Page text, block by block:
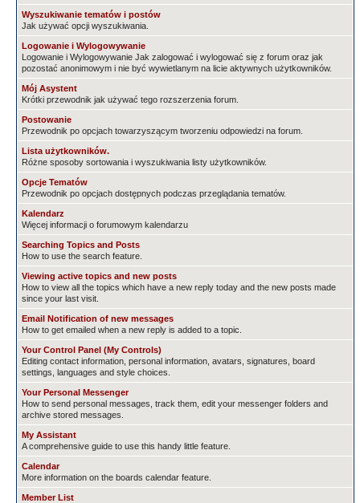
Wyszukiwanie tematów i postów
Jak używać opcji wyszukiwania.
Logowanie i Wylogowywanie
Logowanie i Wylogowywanie Jak zalogować i wylogować się z forum oraz jak
pozostać anonimowym i nie być wywietlanym na licie aktywnych użytkowników.
Mój Asystent
Krótki przewodnik jak używać tego rozszerzenia forum.
Postowanie
Przewodnik po opcjach towarzyszącym tworzeniu odpowiedzi na forum.
Lista użytkowników.
Różne sposoby sortowania i wyszukiwania listy użytkowników.
Opcje Tematów
Przewodnik po opcjach dostępnych podczas przeglądania tematów.
Kalendarz
Więcej informacji o forumowym kalendarzu
Searching Topics and Posts
How to use the search feature.
Viewing active topics and new posts
How to view all the topics which have a new reply today and the new posts made
since your last visit.
Email Notification of new messages
How to get emailed when a new reply is added to a topic.
Your Control Panel (My Controls)
Editing contact information, personal information, avatars, signatures, board
settings, languages and style choices.
Your Personal Messenger
How to send personal messages, track them, edit your messenger folders and
archive stored messages.
My Assistant
A comprehensive guide to use this handy little feature.
Calendar
More information on the boards calendar feature.
Member List